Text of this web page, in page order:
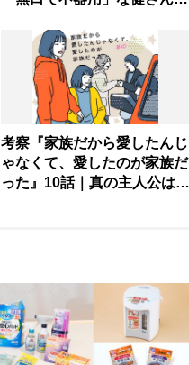
考察『家族だから愛したんじ
ゃなくて、愛したのが家族だ
った』10話｜真の主人公は